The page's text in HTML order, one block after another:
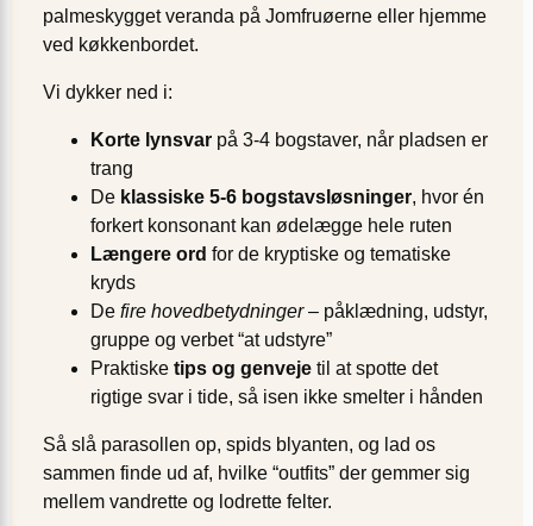
palmeskygget veranda på Jomfruøerne eller hjemme
ved køkkenbordet.
Vi dykker ned i:
Korte lynsvar på 3-4 bogstaver, når pladsen er
trang
De klassiske 5-6 bogstavsløsninger, hvor én
forkert konsonant kan ødelægge hele ruten
Længere ord for de kryptiske og tematiske
kryds
De fire hovedbetydninger– påklædning, udstyr,
gruppe og verbet “at udstyre”
Praktiske tips og genveje til at spotte det
rigtige svar i tide, så isen ikke smelter i hånden
Så slå parasollen op, spids blyanten, og lad os
sammen finde ud af, hvilke “outfits” der gemmer sig
mellem vandrette og lodrette felter.